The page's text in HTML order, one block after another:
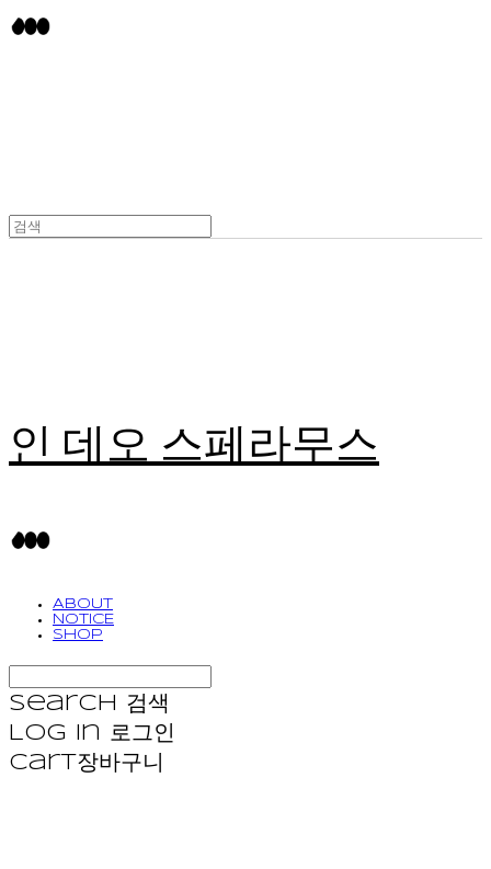
인 데오 스페라무스
ABOUT
NOTICE
SHOP
Search
검색
Log In 로그인
Cart장바구니